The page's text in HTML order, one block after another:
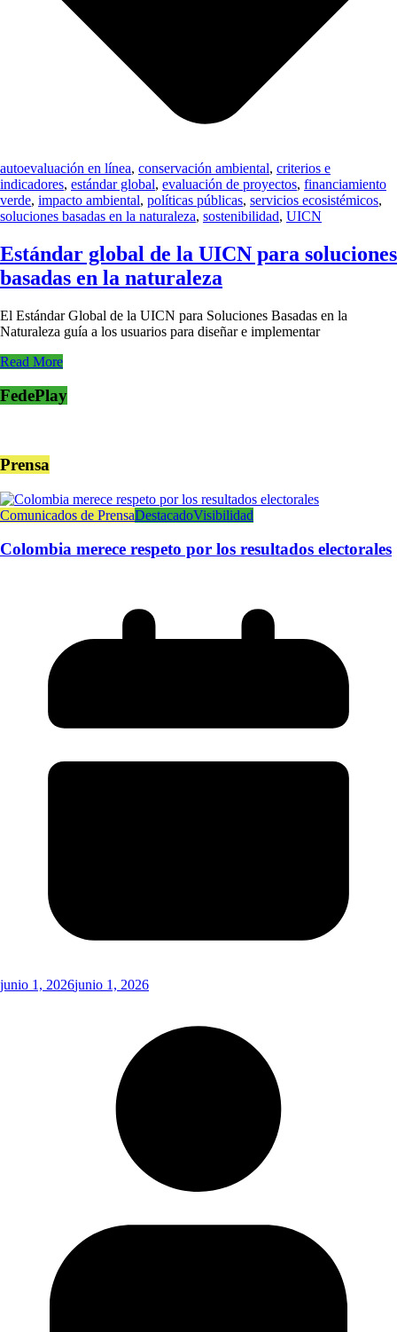
autoevaluación en línea, conservación ambiental, criterios e
indicadores, estándar global, evaluación de proyectos, financiamiento
verde, impacto ambiental, políticas públicas, servicios ecosistémicos,
soluciones basadas en la naturaleza, sostenibilidad, UICN
Estándar global de la UICN para soluciones
basadas en la naturaleza
El Estándar Global de la UICN para Soluciones Basadas en la
Naturaleza guía a los usuarios para diseñar e implementar
Read More
FedePlay
Prensa
Comunicados de PrensaDestacadoVisibilidad
Colombia merece respeto por los resultados electorales
junio 1, 2026junio 1, 2026